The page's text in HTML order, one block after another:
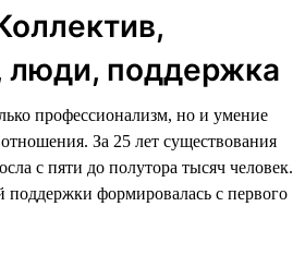
люди, поддержка
профессионализм, но и умение
За 25 лет существования
с пяти до полутора тысяч человек.
поддержки формировалась с первого